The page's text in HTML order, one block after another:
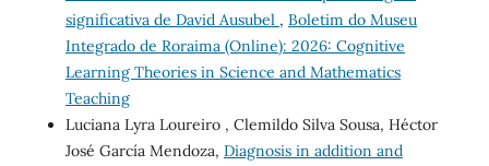
significativa de David Ausubel , Boletim do Museu
Integrado de Roraima (Online): 2026: Cognitive
Learning Theories in Science and Mathematics
Teaching
Luciana Lyra Loureiro , Clemildo Silva Sousa, Héctor
José García Mendoza, Diagnosis in addition and